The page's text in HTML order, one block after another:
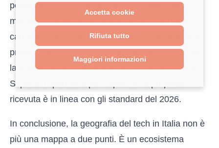
Accetta cookie
Rifiuta tutto
Maggiori informazioni
possibilità di crescita interna e la solidità del
modello di business è fondamentale per una
carriera a lungo termine. Molti professionisti oggi
preferiscono confrontare la propria situazione con
la media del mercato attraverso strumenti come
Stipendi Dipendenti
ricevuta è in linea con gli standard del 2026.
In conclusione, la geografia del tech in Italia non è
più una mappa a due punti. È un ecosistema